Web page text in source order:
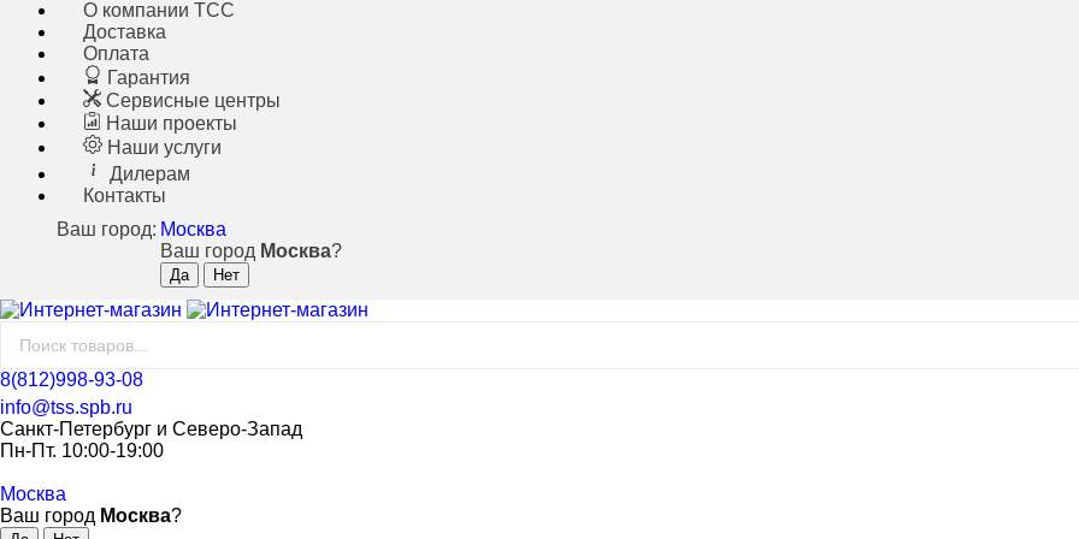
О компании ТСС
Доставка
Оплата
Гарантия
Сервисные центры
Наши проекты
Наши услуги
Дилерам
Контакты
Ваш город: Москва
Ваш город Москва?
8(812)998-93-08
info@tss.spb.ru
Санкт-Петербург и Северо-Запад
Пн-Пт. 10:00-19:00
Москва
Ваш город Москва?